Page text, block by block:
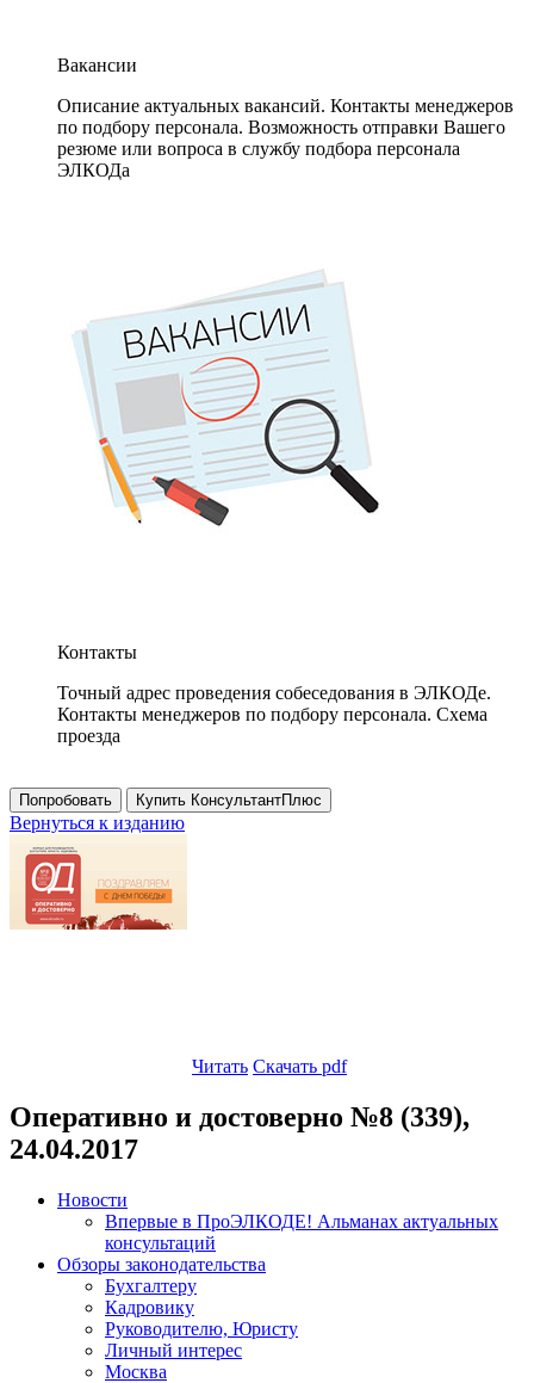
Вакансии
Описание актуальных вакансий. Контакты менеджеров
по подбору персонала. Возможность отправки Вашего
резюме или вопроса в службу подбора персонала
ЭЛКОДа
Контакты
Точный адрес проведения собеседования в ЭЛКОДе.
Контакты менеджеров по подбору персонала. Схема
проезда
Попробовать Купить КонсультантПлюс
Вернуться к изданию
Читать Скачать pdf
Оперативно и достоверно №8 (339),
24.04.2017
Новости
Впервые в ПроЭЛКОДЕ! Альманах актуальных
консультаций
Обзоры законодательства
Бухгалтеру
Кадровику
Руководителю, Юристу
Личный интерес
Москва